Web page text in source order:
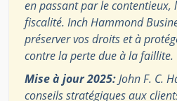
en passant par le contentieux,
fiscalité. Inch Hammond
préserver vos droits et à
contre la perte due à la faillite.
Mise à jour 2025:John F. C.
conseils stratégiques aux